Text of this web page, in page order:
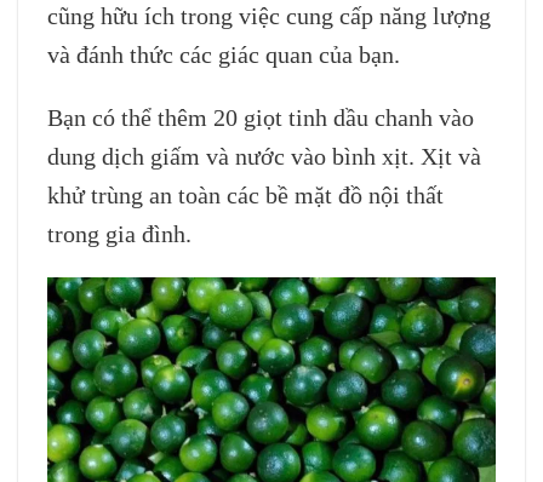
cũng hữu ích trong việc cung cấp năng lượng
và đánh thức các giác quan của bạn.
Bạn có thể thêm 20 giọt tinh dầu chanh vào
dung dịch giấm và nước vào bình xịt. Xịt và
khử trùng an toàn các bề mặt đồ nội thất
trong gia đình.